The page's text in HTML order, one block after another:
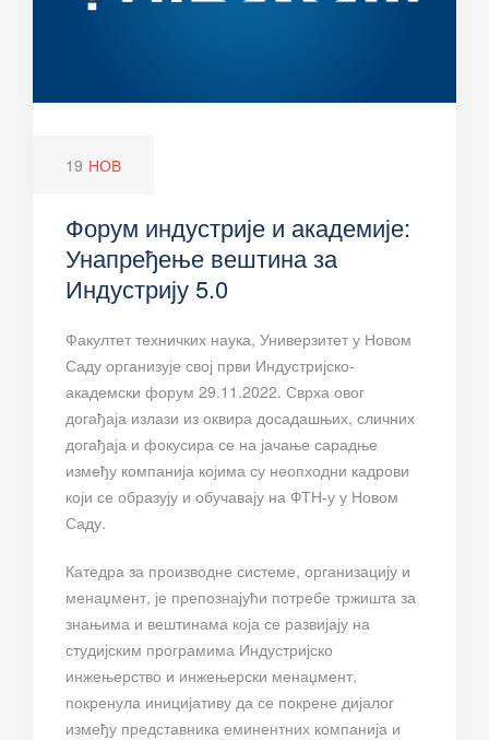
19 НОВ
Форум индустрије и академије:
Унапређење вештина за
Индустрију 5.0
Факултет техничких наука, Универзитет у Новом
Саду организује свој први Индустријско-
академски форум 29.11.2022. Сврха овог
догађаја излази из оквира досадашњих, сличних
догађаја и фокусира се на јачање сарадње
између компанија којима су неопходни кадрови
који се образују и обучавају на ФТН-у у Новом
Саду.
Катедра за производне системе, организацију и
менаџмент, је препознајући потребе тржишта за
знањима и вештинама која се развијају на
студијским програмима Индустријско
инжењерство и инжењерски менаџмент,
покренула иницијативу да се покрене дијалог
између представника еминентних компанија и